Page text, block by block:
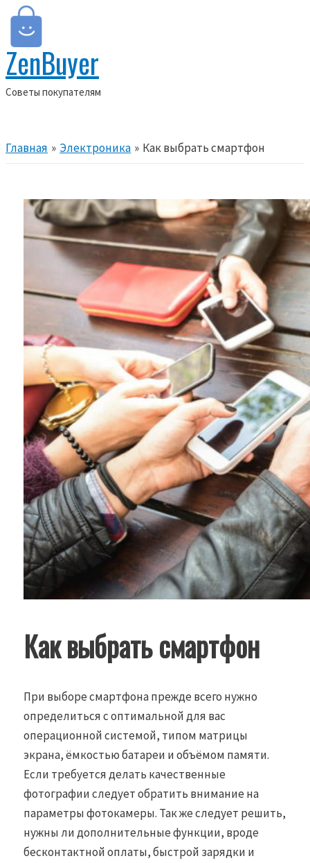
Перейти
содержимому
ZenBuyer
Cоветы покупателям
меню
Главная Электроника Как выбрать смартфон
Как выбрать смартфон
При выборе смартфона прежде всего нужно
определиться с оптимальной для вас
операционной системой, типом матрицы
экрана, ёмкостью батареи и объёмом памяти.
Если требуется делать качественные
фотографии следует обратить внимание на
параметры фотокамеры. Так же следует решить,
нужны ли дополнительные функции, вроде
бесконтактной оплаты, быстрой зарядки и